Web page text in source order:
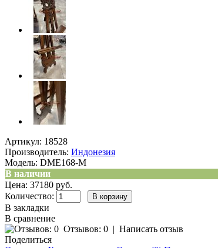
Артикул: 18528
Производитель: Индонезия
Модель: DME168-M
В наличии
Цена: 37180 руб.
Количество:
В закладки
В сравнение
Отзывов: 0 | Написать отзыв
Поделиться